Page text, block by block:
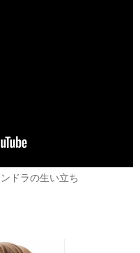
ドラの生い立ち